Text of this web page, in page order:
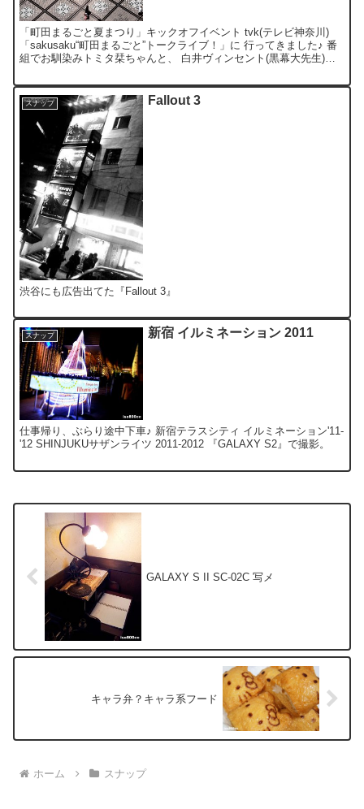
「町田まるごと夏まつり」キックオフイベント tvk(テレビ神奈川)
「sakusaku“町田まるごと”トークライブ！」に 行ってきました♪ 番
組でお馴染みトミタ栞ちゃんと、 白井ヴィンセント(黒幕大先生)の
スナップ Fallout 3
渋谷にも広告出てた『Fallout 3』
スナップ 新宿 イルミネーション 2011
仕事帰り、ぶらり途中下車♪ 新宿テラスシティ イルミネーション'11-
'12 SHINJUKUサザンライツ 2011-2012 『GALAXY S2』で撮影。
GALAXY S II SC-02C 写メ
キャラ弁？キャラ系フード
ホーム スナップ